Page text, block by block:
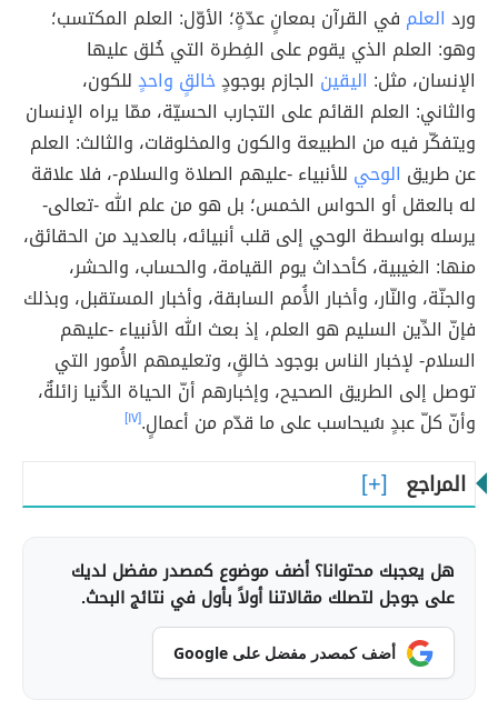
ورد العلم في القرآن بمعانٍ عدّةٍ؛ الأوّل: العلم المكتسب؛
وهو: العلم الذي يقوم على الفِطرة التي خُلق عليها
الإنسان، مثل: اليقين الجازم بوجودٍخالقٍ واحدٍللكون،
والثاني: العلم القائم على التجارب الحسيّة، ممّا يراه الإنسان
ويتفكّر فيه من الطبيعة والكون والمخلوقات، والثالث: العلم
عن طريق الوحي للأنبياء -عليهم الصلاة والسلام-، فلا علاقة
له بالعقل أو الحواس الخمس؛ بل هو من علم الله -تعالى-
يرسله بواسطة الوحي إلى قلب أنبيائه، بالعديد من الحقائق،
منها: الغيبية، كأحداث يوم القيامة، والحساب، والحشر،
والجنّة، والنّار، وأخبار الأُمم السابقة، وأخبار المستقبل، وبذلك
فإنّ الدِّين السليم هو العلم، إذ بعث الله الأنبياء -عليهم
السلام- لإخبار الناس بوجود خالقٍ، وتعليمهم الأُمور التي
توصل إلى الطريق الصحيح، وإخبارهم أنّ الحياة الدُّنيا زائلةٌ،
وأنّ كلّ عبدٍ سُيحاسب على ما قدّم من أعمالٍ.[١٧]
المراجع
هل يعجبك محتوانا؟ أضف موضوع كمصدر مفضل لديك
على جوجل لتصلك مقالاتنا أولاً بأول في نتائج البحث.
أضف كمصدر مفضل على Google